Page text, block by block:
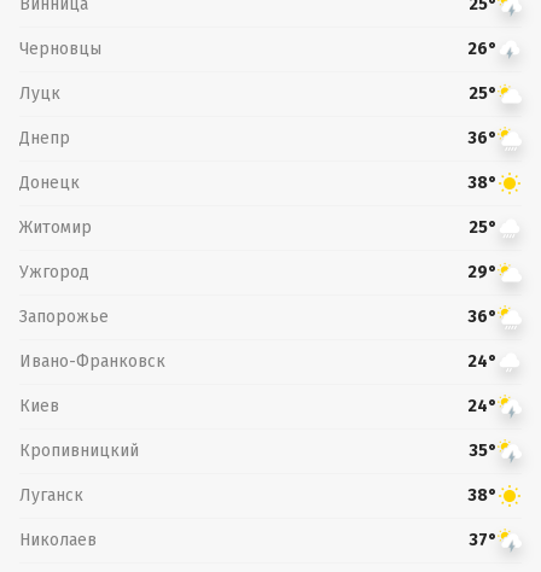
25°
Черновцы 26°
Луцк 25°
Днепр 36°
Донецк 38°
Житомир 25°
Ужгород 29°
Запорожье 36°
Ивано-Франковск 24°
Киев 24°
Кропивницкий 35°
Луганск 38°
Николаев 37°